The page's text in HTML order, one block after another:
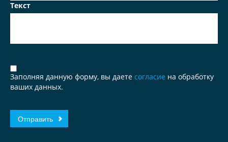
Текст
Заполняя данную форму, вы даете согласие на обработку
ваших данных.